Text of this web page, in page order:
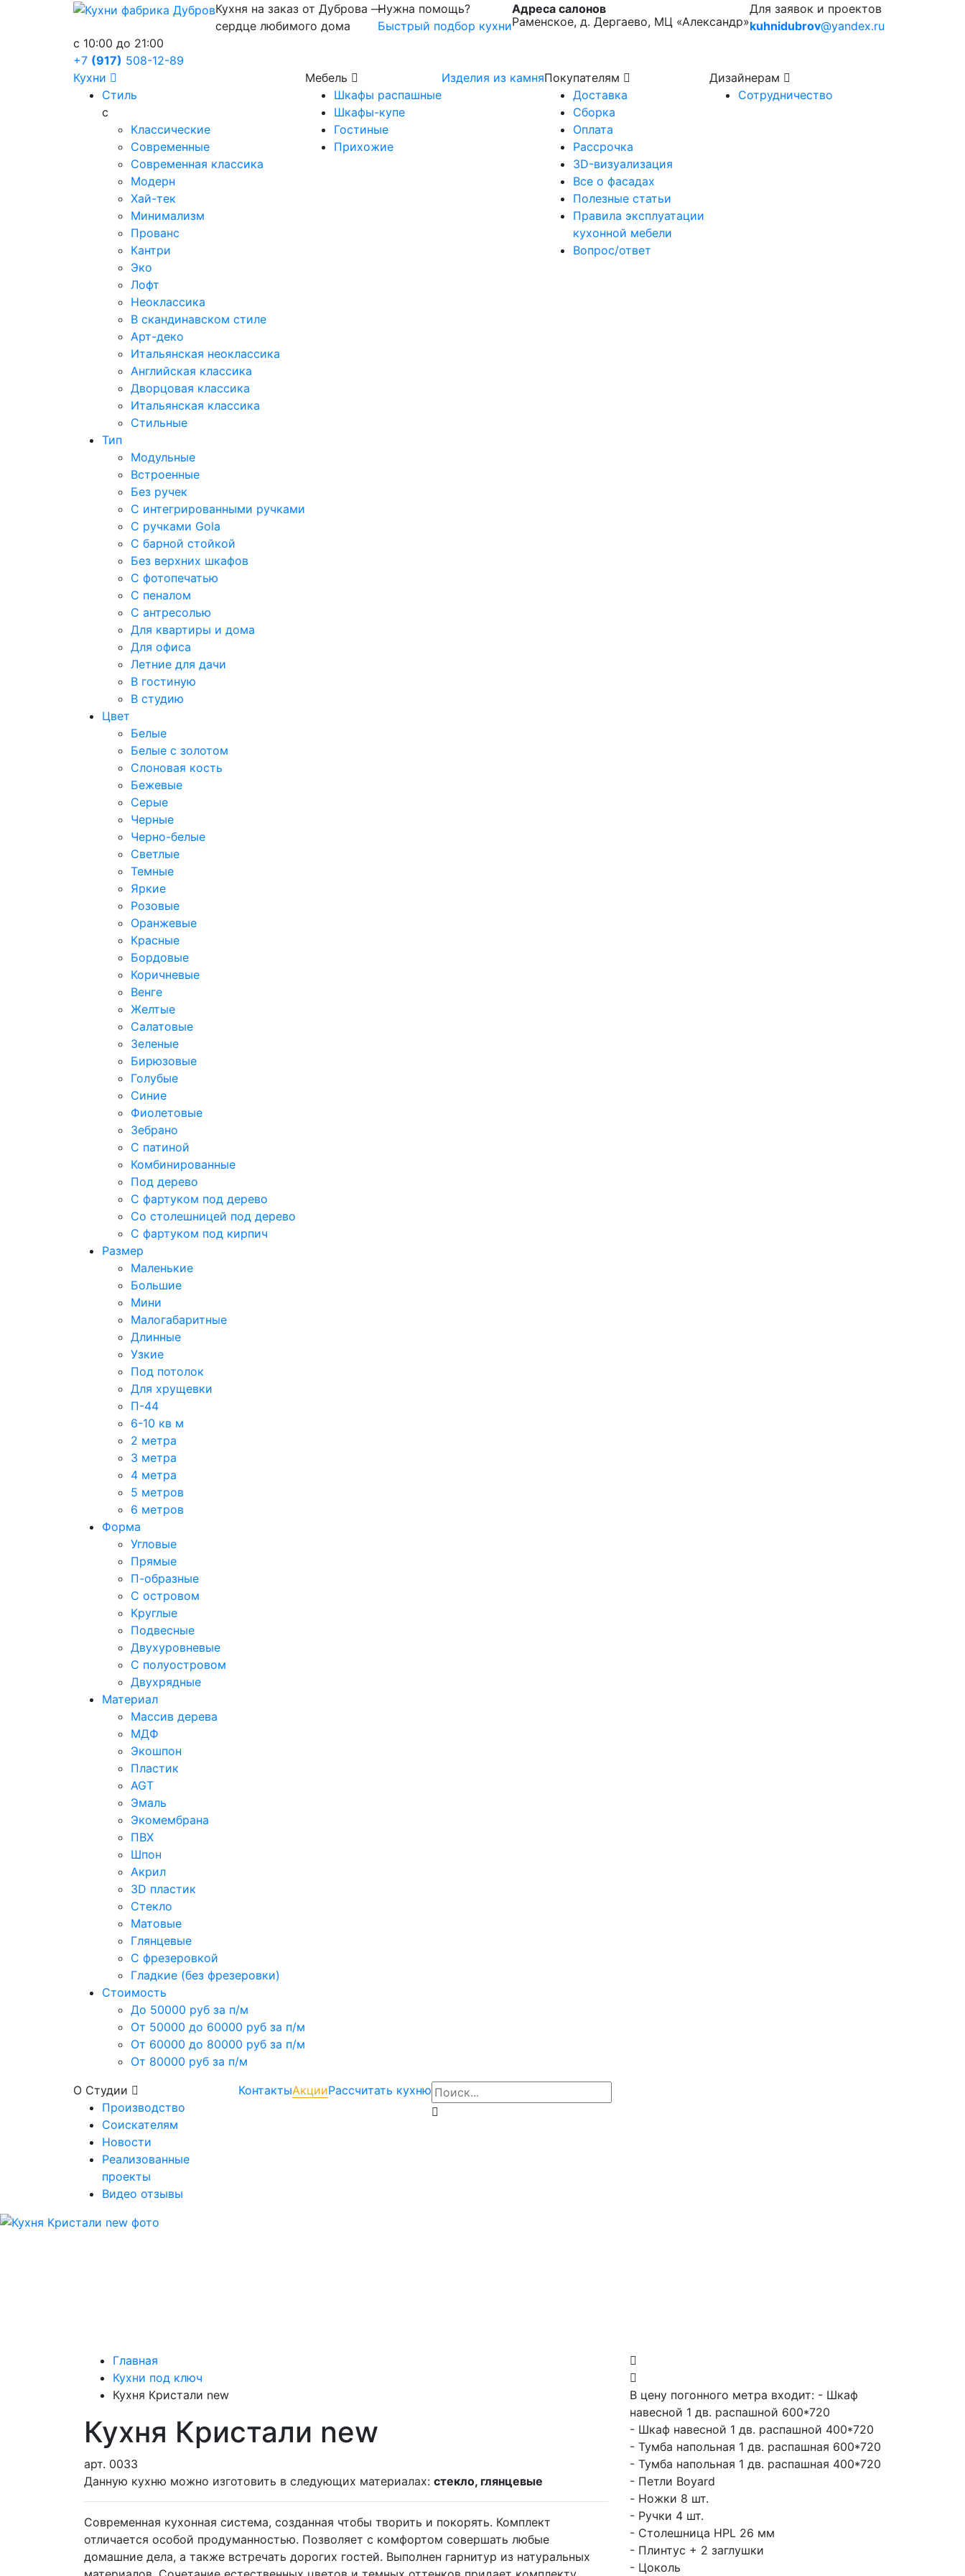
Кухня на заказ от Дуброва —
сердце любимого дома
Нужна помощь?
Быстрый подбор кухни
Адреса салонов
Раменское, д. Дергаево, МЦ «Александр»
Для заявок и проектов
kuhnidubrov@yandex.ru
c 10:00 до 21:00
+7 (917) 508-12-89
Кухни
Стиль
с
Классические
Современные
Современная классика
Модерн
Хай-тек
Минимализм
Прованс
Кантри
Эко
Лофт
Неоклассика
В скандинавском стиле
Арт-деко
Итальянская неоклассика
Английская классика
Дворцовая классика
Итальянская классика
Стильные
Тип
Модульные
Встроенные
Без ручек
С интегрированными ручками
С ручками Gola
С барной стойкой
Без верхних шкафов
С фотопечатью
С пеналом
С антресолью
Для квартиры и дома
Для офиса
Летние для дачи
В гостиную
В студию
Цвет
Белые
Белые с золотом
Слоновая кость
Бежевые
Серые
Черные
Черно-белые
Светлые
Темные
Яркие
Розовые
Оранжевые
Красные
Бордовые
Коричневые
Венге
Желтые
Салатовые
Зеленые
Бирюзовые
Голубые
Синие
Фиолетовые
Зебрано
С патиной
Комбинированные
Под дерево
С фартуком под дерево
Со столешницей под дерево
С фартуком под кирпич
Размер
Маленькие
Большие
Мини
Малогабаритные
Длинные
Узкие
Под потолок
Для хрущевки
П-44
6-10 кв м
2 метра
3 метра
4 метра
5 метров
6 метров
Форма
Угловые
Прямые
П-образные
С островом
Круглые
Подвесные
Двухуровневые
С полуостровом
Двухрядные
Материал
Массив дерева
МДФ
Экошпон
Пластик
AGT
Эмаль
Экомембрана
ПВХ
Шпон
Акрил
3D пластик
Стекло
Матовые
Глянцевые
С фрезеровкой
Гладкие (без фрезеровки)
Стоимость
До 50000 руб за п/м
От 50000 до 60000 руб за п/м
От 60000 до 80000 руб за п/м
От 80000 руб за п/м
Мебель
Шкафы распашные
Шкафы-купе
Гостиные
Прихожие
Изделия из камняПокупателям
Доставка
Сборка
Оплата
Рассрочка
3D-визуализация
Все о фасадах
Полезные статьи
Правила эксплуатации
кухонной мебели
Вопрос/ответ
Дизайнерам
Сотрудничество
О Студии
Производство
Соискателям
Новости
Реализованные
проекты
Видео отзывы
КонтактыАкцииРассчитать кухню
Previous
Главная
Кухни под ключ
Кухня Кристали new
Кухня Кристали new
арт. 0033
Данную кухню можно изготовить в следующих материалах: стекло, глянцевые
Современная кухонная система, созданная чтобы творить и покорять. Комплект
отличается особой продуманностью. Позволяет с комфортом совершать любые
домашние дела, а также встречать дорогих гостей. Выполнен гарнитур из натуральных
В цену погонного метра входит: - Шкаф
навесной 1 дв. распашной 600*720
- Шкаф навесной 1 дв. распашной 400*720
- Тумба напольная 1 дв. распашная 600*720
- Тумба напольная 1 дв. распашная 400*720
- Петли Boyard
- Ножки 8 шт.
- Ручки 4 шт.
- Столешница HPL 26 мм
- Плинтус + 2 заглушки
- Цоколь